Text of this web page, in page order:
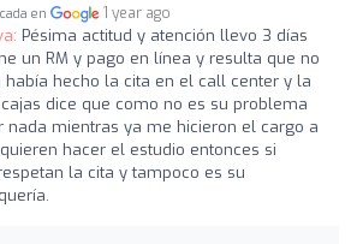
en 1 year ago
Pésima actitud y atención llevo 3 días
un RM y pago en línea y resulta que no
hecho la cita en el call center y la
dice que como no es su problema
nada mientras ya me hicieron el cargo a
hacer el estudio entonces si
la cita y tampoco es su